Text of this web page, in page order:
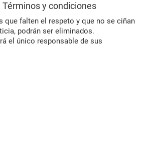
Términos y condiciones
que falten el respeto y que no se ciñan
podrán ser eliminados.
el único responsable de sus